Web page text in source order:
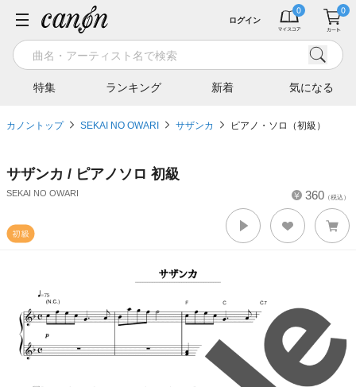
特集 ランキング 新着 気になる
ログイン
カノントップ SEKAI NO OWARI サザンカ ピアノ・ソロ（初級）
サザンカ / ピアノソロ 初級
SEKAI NO OWARI 360 （税込）